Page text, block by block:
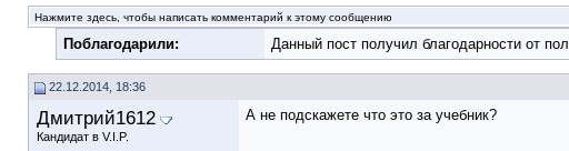
Нажмите здесь, чтобы написать комментарий к этому сообщению
Поблагодарили: Данный пост получил благодарности от
22.12.2014, 18:36
Дмитрий1612
Кандидат в V.I.P.
А не подскажете что это за учебник?